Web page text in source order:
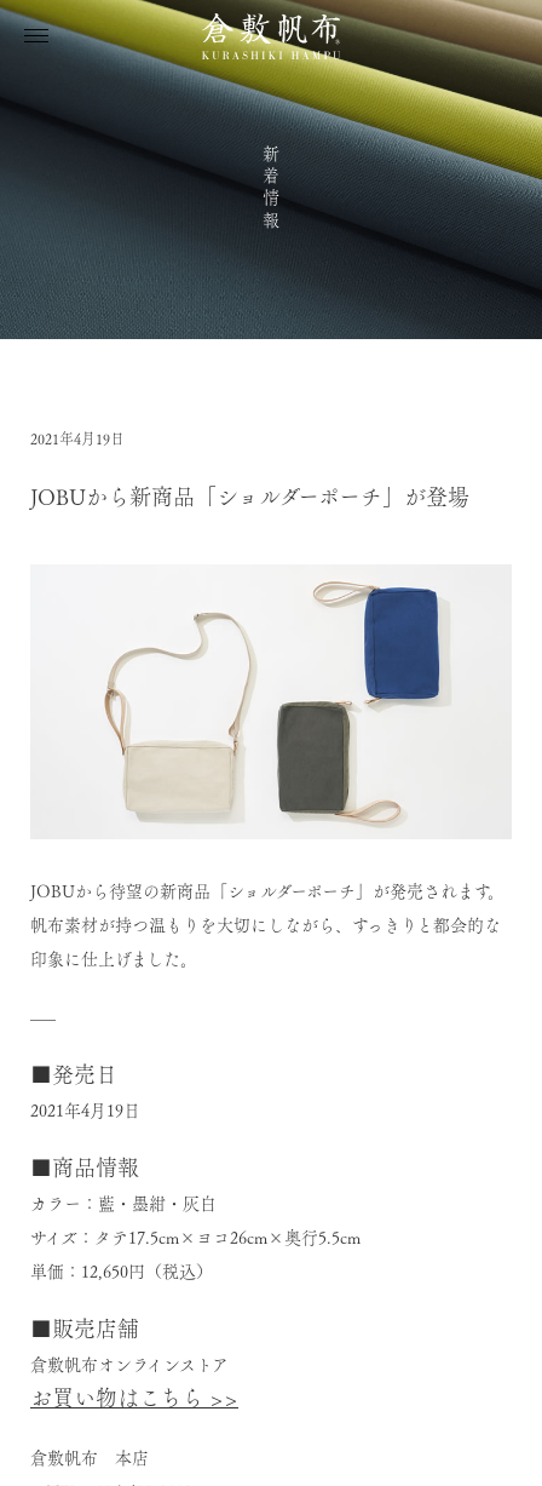
新着情報
2021年4月19日
JOBUから新商品「ショルダーポーチ」が登場
JOBUから待望の新商品「ショルダーポーチ」が発売されます。
帆布素材が持つ温もりを大切にしながら、すっきりと都会的な
印象に仕上げました。
—–
■発売日
2021年4月19日
■商品情報
カラー：藍・墨紺・灰白
サイズ：タテ17.5cm×ヨコ26cm×奥行5.5cm
単価：12,650円（税込）
■販売店舗
倉敷帆布オンラインストア
お買い物はこちら >>
倉敷帆布 本店